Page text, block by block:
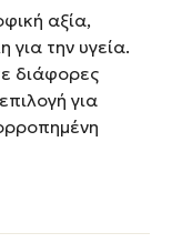
αξία,
για την υγεία.
διάφορες
για